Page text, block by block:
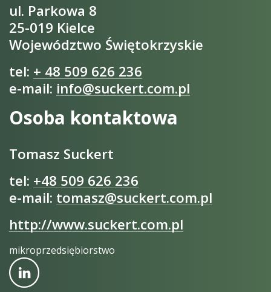
ul. Parkowa 8
25-019 Kielce
Województwo Świętokrzyskie
tel: + 48 509 626 236
e-mail: info@suckert.com.pl
Osoba kontaktowa
Tomasz Suckert
tel: +48 509 626 236
e-mail: tomasz@suckert.com.pl
http://www.suckert.com.pl
mikroprzedsiębiorstwo